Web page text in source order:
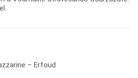
– Erfoud